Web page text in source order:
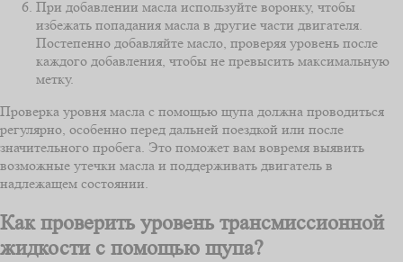
При добавлении масла используйте воронку, чтобы
избежать попадания масла в другие части двигателя.
Постепенно добавляйте масло, проверяя уровень после
каждого добавления, чтобы не превысить максимальную
метку.
Проверка уровня масла с помощью щупа должна проводиться
регулярно, особенно перед дальней поездкой или после
значительного пробега. Это поможет вам вовремя выявить
возможные утечки масла и поддерживать двигатель в
надлежащем состоянии.
Как проверить уровень трансмиссионной
жидкости с помощью щупа?